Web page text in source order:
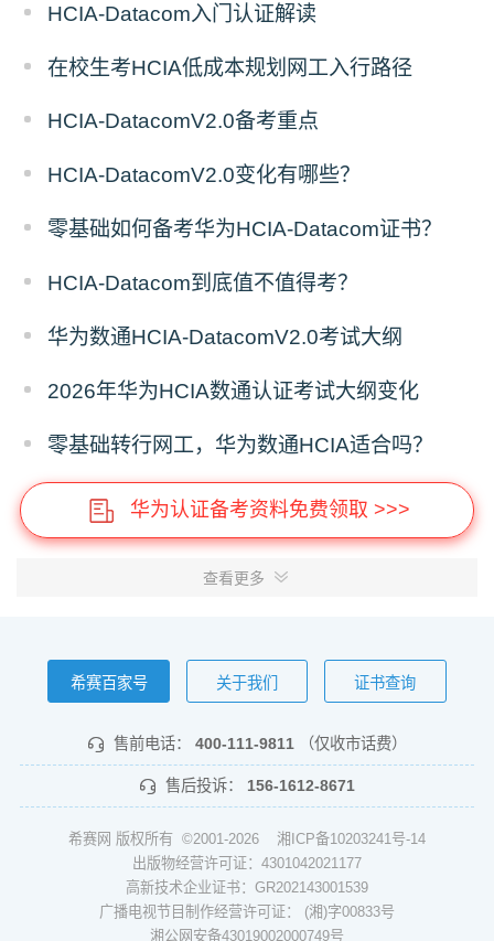
HCIA-Datacom入门认证解读
在校生考HCIA低成本规划网工入行路径
HCIA‑DatacomV2.0备考重点
HCIA-DatacomV2.0变化有哪些？
零基础如何备考华为HCIA-Datacom证书？
HCIA-Datacom到底值不值得考？
华为数通HCIA-DatacomV2.0考试大纲
2026年华为HCIA数通认证考试大纲变化
零基础转行网工，华为数通HCIA适合吗？
华为认证备考资料免费领取 >>>
查看更多
希赛百家号 关于我们 证书查询
售前电话： 400-111-9811 （仅收市话费）
售后投诉： 156-1612-8671
希赛网 版权所有 ©2001-2026 湘ICP备10203241号-14
出版物经营许可证：4301042021177
高新技术企业证书：GR202143001539
广播电视节目制作经营许可证： (湘)字00833号
湘公网安备43019002000749号